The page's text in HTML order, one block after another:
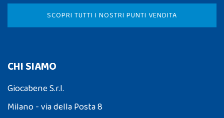
SCOPRI TUTTI I NOSTRI PUNTI VENDITA
CHI SIAMO
Giocabene S.r.l.
Milano - via della Posta 8